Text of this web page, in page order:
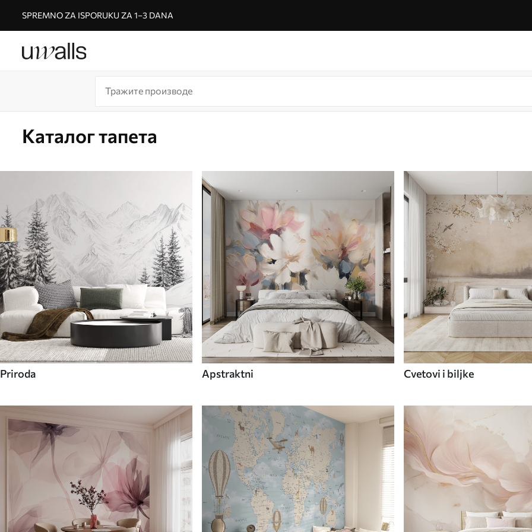
SPREMNO ZA ISPORUKU ZA 1–3 DANA
Каталог тапета
Priroda Apstraktni Cvetovi i biljke